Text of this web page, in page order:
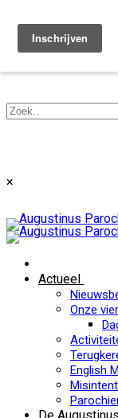
Toggle navigation
×
Actueel
Onze
English